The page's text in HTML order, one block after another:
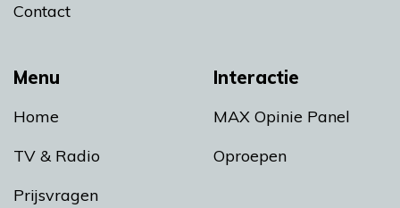
Menu
Home
TV & Radio
Prijsvragen
Interactie
MAX Opinie Panel
Oproepen
Contact